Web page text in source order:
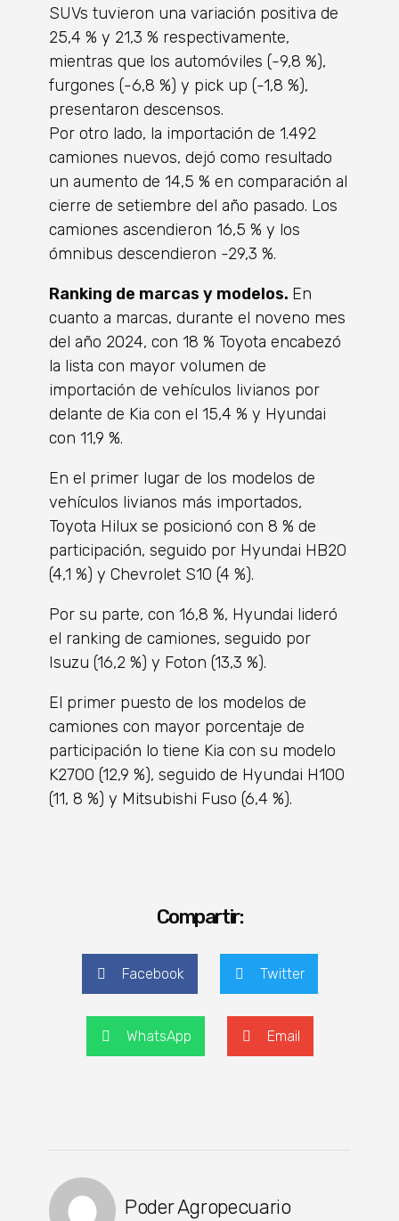
SUVs tuvieron una variación positiva de
25,4 % y 21,3 % respectivamente,
mientras que los automóviles (-9,8 %),
furgones (-6,8 %) y pick up (-1,8 %),
presentaron descensos.
Por otro lado, la importación de 1.492
camiones nuevos, dejó como resultado
un aumento de 14,5 % en comparación al
cierre de setiembre del año pasado. Los
camiones ascendieron 16,5 % y los
ómnibus descendieron -29,3 %.
Ranking de marcas y modelos. En
cuanto a marcas, durante el noveno mes
del año 2024, con 18 % Toyota encabezó
la lista con mayor volumen de
importación de vehículos livianos por
delante de Kia con el 15,4 % y Hyundai
con 11,9 %.
En el primer lugar de los modelos de
vehículos livianos más importados,
Toyota Hilux se posicionó con 8 % de
participación, seguido por Hyundai HB20
(4,1 %) y Chevrolet S10 (4 %).
Por su parte, con 16,8 %, Hyundai lideró
el ranking de camiones, seguido por
Isuzu (16,2 %) y Foton (13,3 %).
El primer puesto de los modelos de
camiones con mayor porcentaje de
participación lo tiene Kia con su modelo
K2700 (12,9 %), seguido de Hyundai H100
(11, 8 %) y Mitsubishi Fuso (6,4 %).
Compartir:
Facebook Twitter
WhatsApp Email
Poder Agropecuario